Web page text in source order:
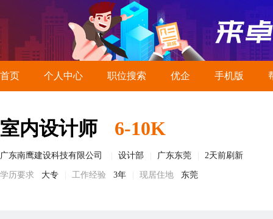
首页 个人中心 职位搜索 优企 手机版
室内设计师 6-10K
广东南鹰建设科技有限公司 设计部 广东东莞 2天前刷新
学历要求 大专 工作经验 3年 现居住地 东莞